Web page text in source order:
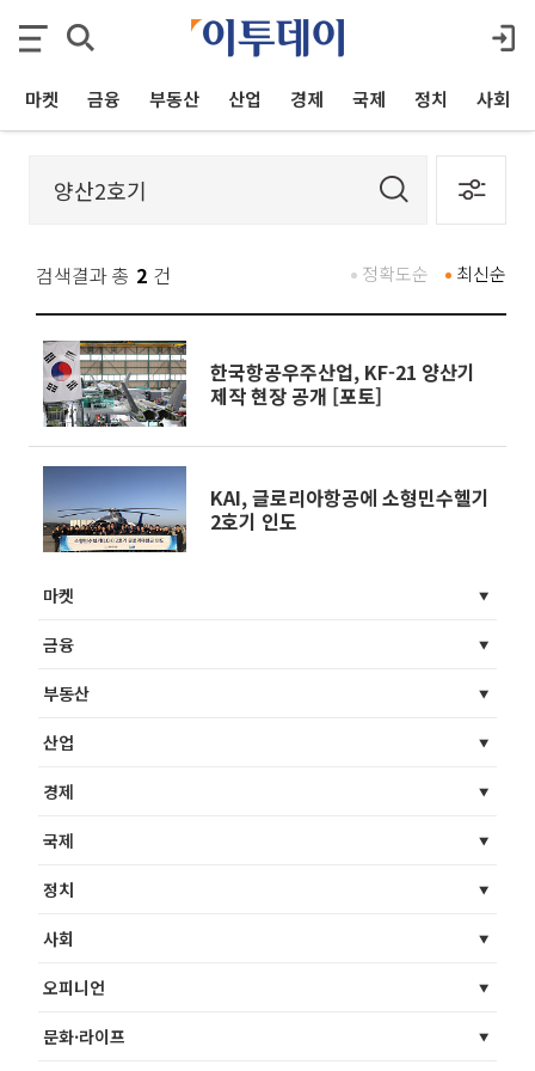
마켓 금융 부동산 산업 경제 국제 정치 사회
검색결과 총 2 건 최신순
정확도순
한국항공우주산업, KF-21 양산기
제작 현장 공개 [포토]
KAI, 글로리아항공에 소형민수헬기
2호기 인도
마켓
금융
부동산
산업
경제
국제
정치
사회
오피니언
문화·라이프